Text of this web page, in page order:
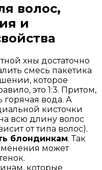
волос,
и
хны достаточно
смесь пакетика
которое
это 1:3. Притом,
горячая вода. А
кисточки
всю длину волос
от типа волос).
блондинкам. Так
может
которые